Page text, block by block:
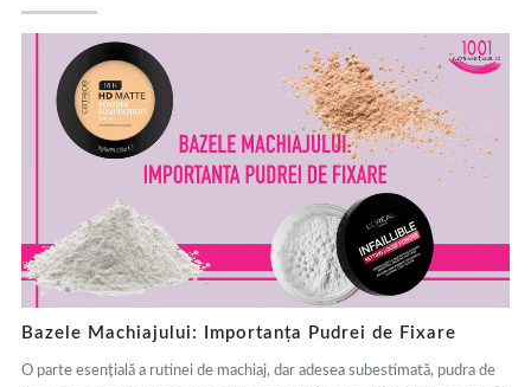
Bazele Machiajului: Importanța Pudrei de Fixare
O parte esențială a rutinei de machiaj, dar adesea subestimată, pudra de